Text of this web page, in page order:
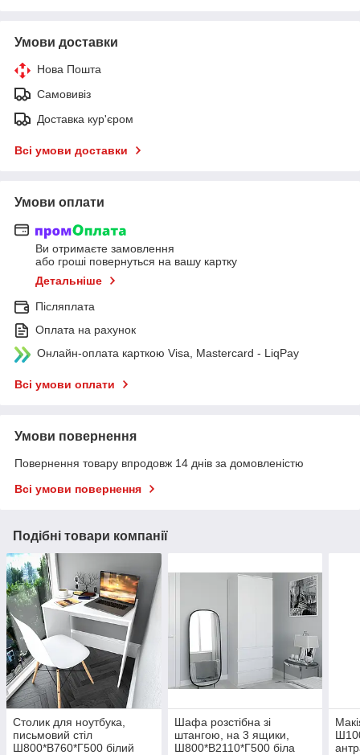
Умови доставки
Нова Пошта
Самовивіз
Доставка кур'єром
Всі умови доставки
Умови оплати
Ви отримаєте замовлення
або гроші повернуться на вашу картку
Детальніше
Післяплата
Оплата на рахунок
Онлайн-оплата карткою Visa, Mastercard - LiqPay
Всі умови оплати
Умови повернення
Повернення товару впродовж 14 днів за домовленістю
Всі умови повернення
Подібні товари компанії
Столик для ноутбука,
письмовий стіл
Ш800*В760*Г500 білий
Шафа розстібна зі
штангою, на 3 ящики,
Ш800*В2110*Г500 біла